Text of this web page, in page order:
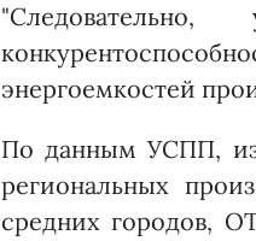
энергоемкостей
По данным УСПП,
региональных
средних городов,